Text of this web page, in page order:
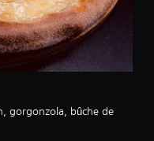
gorgonzola, bûche de